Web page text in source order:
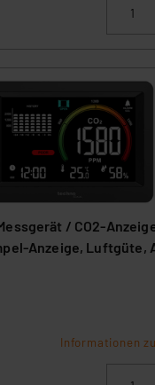
/ CO2-
Anzeige, Luftgüte,
Informationen